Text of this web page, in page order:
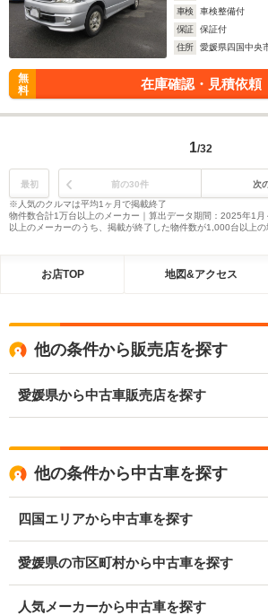
車検
車検整備付
保証
保証付
住所
愛媛県四国中央
無
料
在庫確認・見積依頼
1/32
最初 前の30件 次
※人気のクルマは平均1ヶ月で掲載終了
物件数合計1万台以上のメーカー｜算出データ期間：2025年1
以上のメーカーのうち、掲載が終了した物件数が1,000台以上の
お店TOP 地図&アクセス
他の条件から販売店を探す
愛媛県から中古車販売店を探す
他の条件から中古車を探す
四国エリアから中古車を探す
愛媛県の市区町村から中古車を探す
人気メーカーから中古車を探す